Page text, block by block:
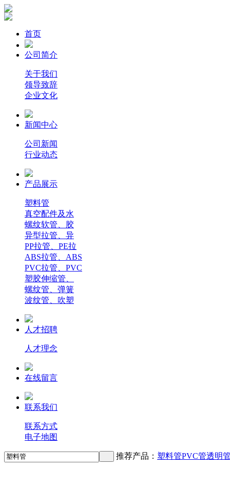
首页
公司简介
关于我们
领导致辞
企业文化
新闻中心
公司新闻
行业动态
产品展示
塑料管
真空配件及水
螺纹软管、胶
异型拉管、异
PP拉管、PE拉
ABS拉管、ABS
PVC拉管、PVC
塑胶伸缩管、
螺纹管、弹簧
波纹管、吹塑
人才招聘
人才理念
在线留言
联系我们
联系方式
电子地图
推荐产品： 塑料管PVC管透明